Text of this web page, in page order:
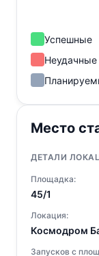
Успешные
Неудачные
Место
ДЕТАЛИ
Площадка:
45/1
Локация:
Космодром
Запусков с